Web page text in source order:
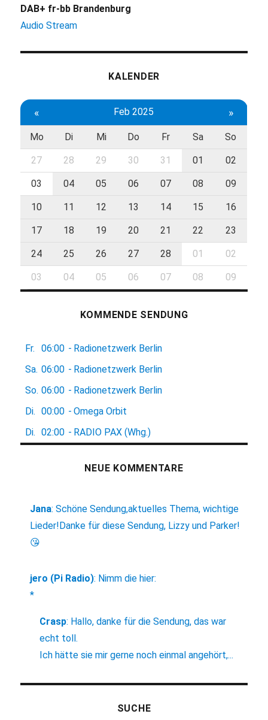
DAB+ fr-bb Brandenburg
Audio Stream
KALENDER
« Feb 2025 »
Mo Di Mi Do Fr Sa So
27 28 29 30 31 01 02
03 04 05 06 07 08 09
10 11 12 13 14 15 16
17 18 19 20 21 22 23
24 25 26 27 28 01 02
03 04 05 06 07 08 09
KOMMENDE SENDUNG
Fr. 06:00 - Radionetzwerk Berlin
Sa. 06:00 - Radionetzwerk Berlin
So. 06:00 - Radionetzwerk Berlin
Di.
00:00 - Omega Orbit
Di.
02:00 - RADIO PAX (Whg.)
NEUE KOMMENTARE
Jana:Schöne Sendung,aktuelles Thema, wichtige
Lieder!Danke für diese Sendung, Lizzy und Parker!
😘
jero (Pi Radio): Nimm die hier:
*
Crasp: Hallo, danke für die Sendung, das war
echt toll.
Ich hätte sie mir gerne noch einmal angehört,...
SUCHE